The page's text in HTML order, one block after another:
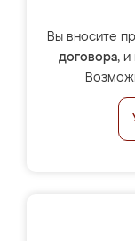
Вы вносите
договора, и